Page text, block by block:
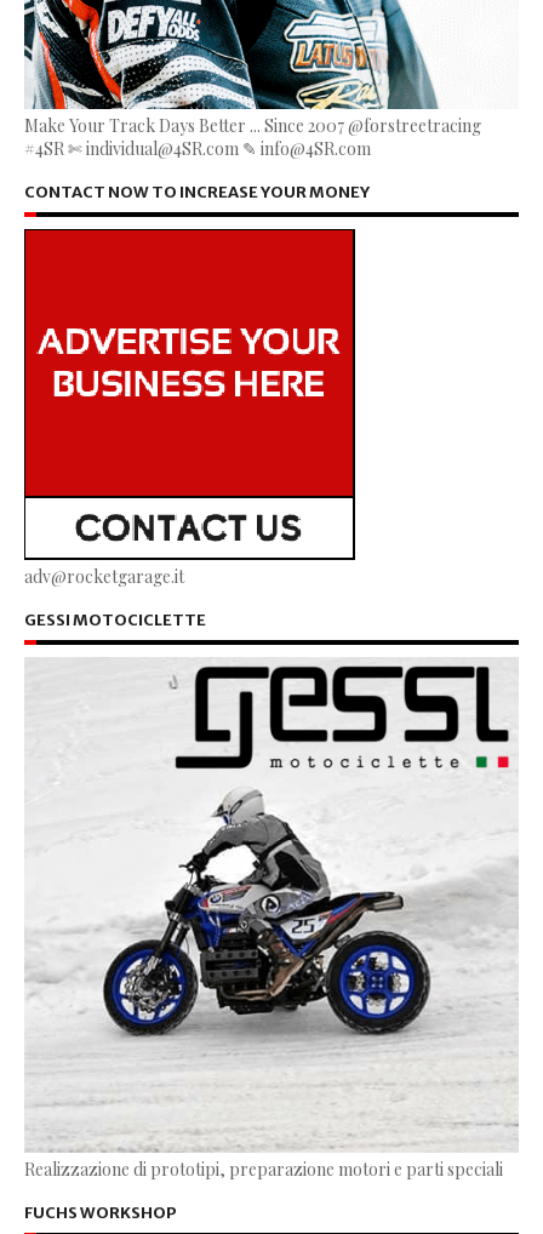
Make Your Track Days Better ... Since 2007 @forstreetracing
#4SR ✄ individual@4SR.com ✎ info@4SR.com
CONTACT NOW TO INCREASE YOUR MONEY
adv@rocketgarage.it
GESSI MOTOCICLETTE
Realizzazione di prototipi, preparazione motori e parti speciali
FUCHS WORKSHOP